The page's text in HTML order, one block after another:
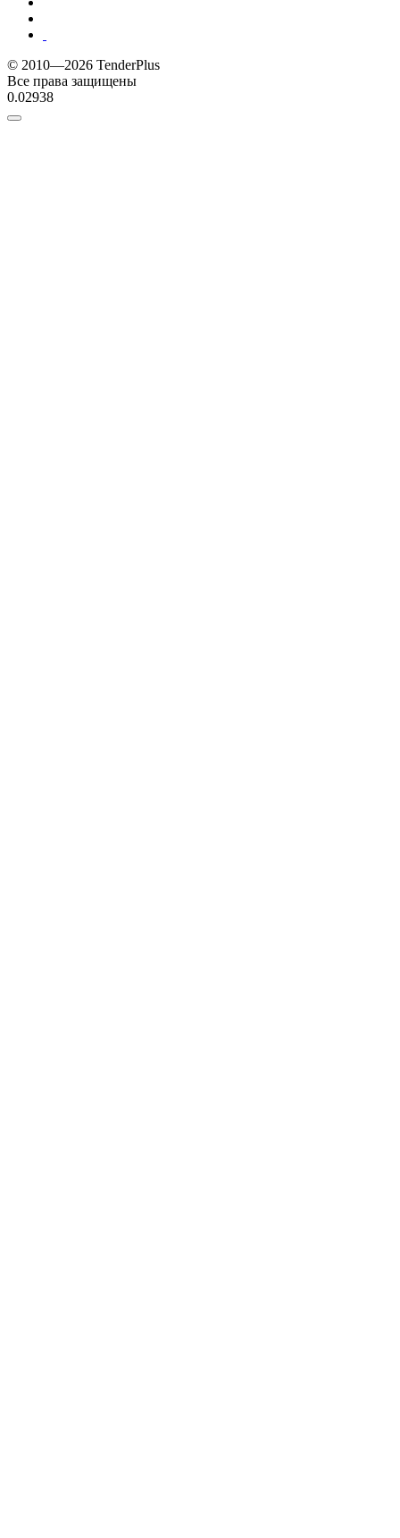
© 2010—2026 TenderPlus
Все права защищены
0.02938